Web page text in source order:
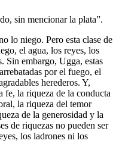
sin mencionar la plata”.
lo niego. Pero esta clase de
el agua, los reyes, los
Sin embargo, Ugga, estas
por el fuego, el
herederos. Y,
fe, la riqueza de la conducta
la riqueza del temor
de la generosidad y la
de riquezas no pueden ser
los ladrones ni los